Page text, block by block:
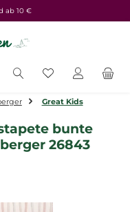
ab 10 €
Du hast 0
Great Kids
bunte
26843